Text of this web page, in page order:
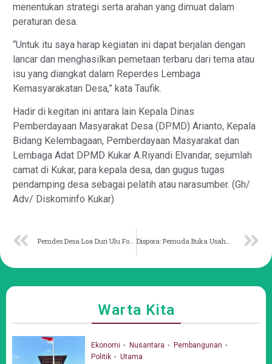
menentukan strategi serta arahan yang dimuat dalam
peraturan desa.
“Untuk itu saya harap kegiatan ini dapat berjalan dengan
lancar dan menghasilkan pemetaan terbaru dari tema atau
isu yang diangkat dalam Reperdes Lembaga
Kemasyarakatan Desa,” kata Taufik.
Hadir di kegitan ini antara lain Kepala Dinas
Pemberdayaan Masyarakat Desa (DPMD) Arianto, Kepala
Bidang Kelembagaan, Pemberdayaan Masyarakat dan
Lembaga Adat DPMD Kukar A.Riyandi Elvandar, sejumlah
camat di Kukar, para kepala desa, dan gugus tugas
pendamping desa sebagai pelatih atau narasumber. (Gh/
Adv/ Diskominfo Kukar)
Pemdes Desa Loa Duri Ulu Fokuskan Infrastruktur Irigasi Dispora: Pemuda Buka Usaha Tidak Harus Langsung Besar
Warta Kita
Ekonomi Nusantara
Pembangunan
Politik
Utama